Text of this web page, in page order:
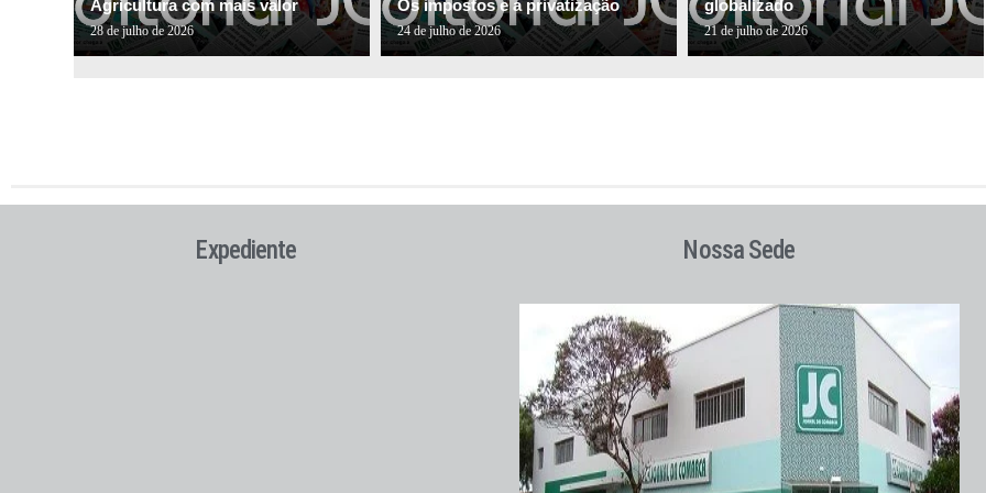
Agricultura com mais valor
28 de julho de 2026
Os impostos e a privatização
24 de julho de 2026
globalizado
21 de julho de 2026
Expediente Nossa Sede